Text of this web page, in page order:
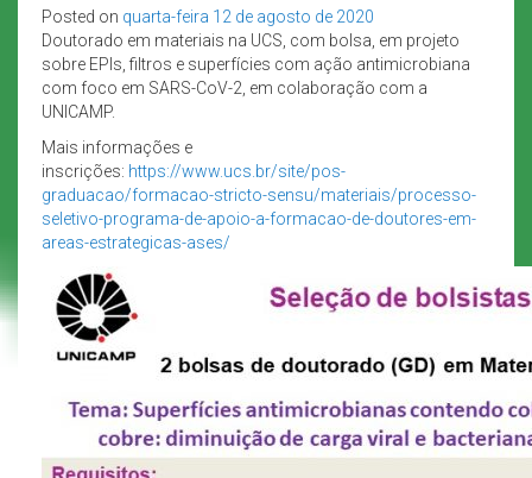
Posted on quarta-feira 12 de agosto de 2020
Doutorado em materiais na UCS, com bolsa, em projeto
sobre EPIs, filtros e superfícies com ação antimicrobiana
com foco em SARS-CoV-2, em colaboração com a
UNICAMP.
Mais informações e
inscrições: https://www.ucs.br/site/pos-
graduacao/formacao-stricto-sensu/materiais/processo-
seletivo-programa-de-apoio-a-formacao-de-doutores-em-
areas-estrategicas-ases/